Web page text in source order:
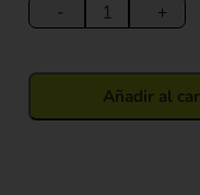
-
Regalo
32*26*12
cm
+
Añadir al